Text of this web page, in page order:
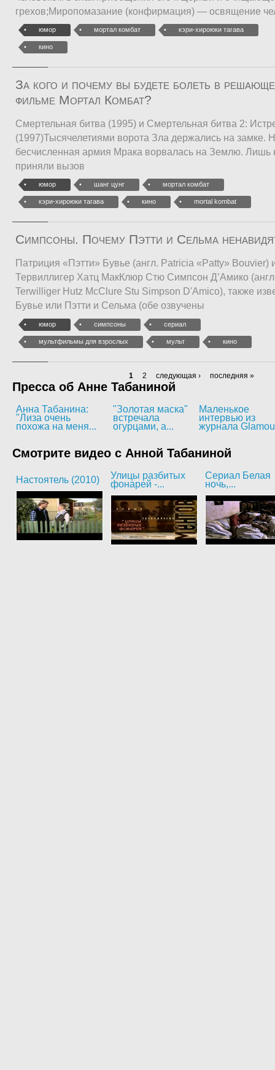
грехов;Миропомазание (конфирмация) — освящение
юмор мортал комбат кэри-хироюки тагава
кино
За кого и почему вы будете болеть в
фильме Мортал Комбат?
Смертельная битва (1995) и Смертельная битва 2:
(1997)Тысячелетиями ворота Зла держались на замке.
бесчисленная армия Мрака ворвалась на Землю. Лишь
приняли вызов
юмор шанг цунг мортал комбат
кэри-хироюки тагава кино mortal kombat
Симпсоны. Почему Пэтти и Сельма
Патриция «Пэтти» Бувье (англ. Patricia «Patty» Bouvier)
Тервиллигер Хатц МакКлюр Стю Симпсон Д’Амико
Terwilliger Hutz McClure Stu Simpson D'Amico), также
Бувье или Пэтти и Сельма (обе озвучены
юмор симпсоны сериал
мультфильмы для взрослых мульт кино
1 2 следующая › последняя »
Пресса об Анне Табаниной
Анна Табанина:
"Лиза очень
похожа на меня...
"Золотая маска"
встречала
огурцами, а...
Маленькое
интервью из
журнала
Смотрите видео с Анной Табаниной
Настоятель (2010)
Улицы разбитых
фонарей -...
Сериал Белая
ночь,...